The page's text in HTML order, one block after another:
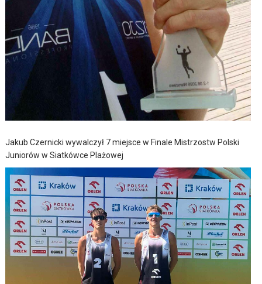
Jakub Czernicki wywalczył 7 miejsce w Finale Mistrzostw Polski
Juniorów w Siatkówce Plażowej